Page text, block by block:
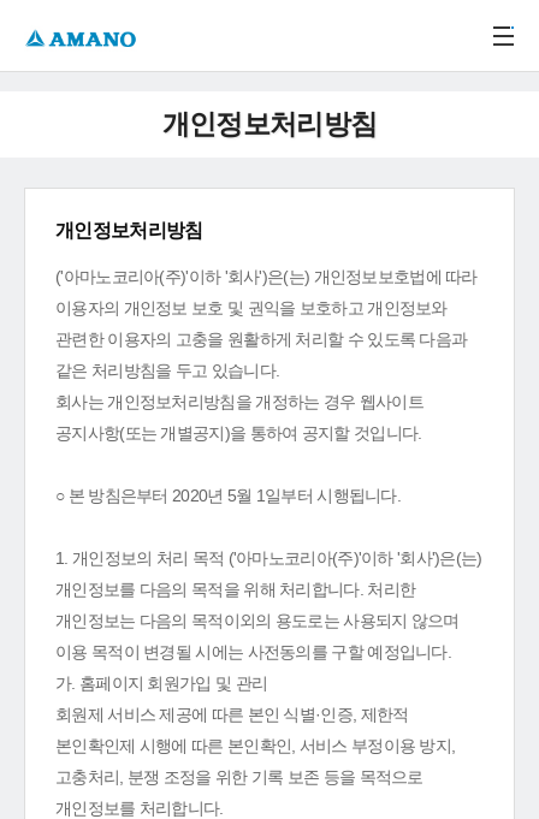
개인정보처리방침
개인정보처리방침
('아마노코리아(주)'이하 '회사')은(는) 개인정보보호법에 따라
이용자의 개인정보 보호 및 권익을 보호하고 개인정보와
관련한 이용자의 고충을 원활하게 처리할 수 있도록 다음과
같은 처리방침을 두고 있습니다.
회사는 개인정보처리방침을 개정하는 경우 웹사이트
공지사항(또는 개별공지)을 통하여 공지할 것입니다.
○ 본 방침은부터 2020년 5월 1일부터 시행됩니다.
1. 개인정보의 처리 목적 ('아마노코리아(주)'이하 '회사')은(는)
개인정보를 다음의 목적을 위해 처리합니다. 처리한
개인정보는 다음의 목적이외의 용도로는 사용되지 않으며
이용 목적이 변경될 시에는 사전동의를 구할 예정입니다.
가. 홈페이지 회원가입 및 관리
회원제 서비스 제공에 따른 본인 식별·인증, 제한적
본인확인제 시행에 따른 본인확인, 서비스 부정이용 방지,
고충처리, 분쟁 조정을 위한 기록 보존 등을 목적으로
개인정보를 처리합니다.